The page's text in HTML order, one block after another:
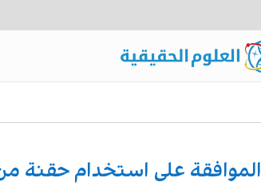
الموافقة على استخدام حقنة